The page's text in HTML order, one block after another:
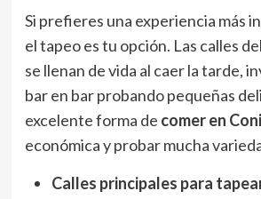
Si prefieres una experiencia más
el tapeo es tu opción. Las calles
se llenan de vida al caer la tarde,
bar en bar probando pequeñas
excelente forma de comer en
económica y probar mucha
Calles principales para